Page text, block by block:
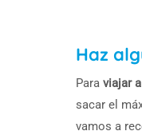
Haz
Para viajar
sacar el
vamos a